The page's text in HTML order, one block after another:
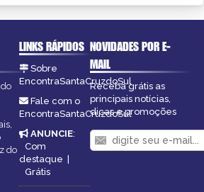
do
LINKS RÁPIDOS
Sobre
EncontraSantaCruzdoSul
Fale com o
EncontraSantaCruzdoSul
ANUNCIE:
Com
destaque |
Grátis
NOVIDADES POR E-
MAIL
Receba grátis as
principais notícias,
dicas e promoções